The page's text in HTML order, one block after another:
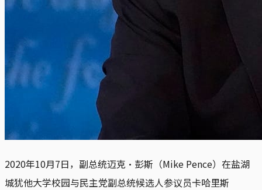
2020年10月7日，副总统迈克·彭斯（Mike Pence）在盐湖
城犹他大学校园与民主党副总统候选人参议员卡哈里斯